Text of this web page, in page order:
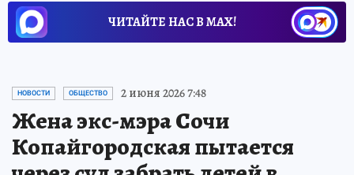
ЧИТАЙТЕ НАС В МАХ!
НОВОСТИ ОБЩЕСТВО 2 июня 2026 7:48
Жена экс-мэра Сочи
Копайгородская пытается